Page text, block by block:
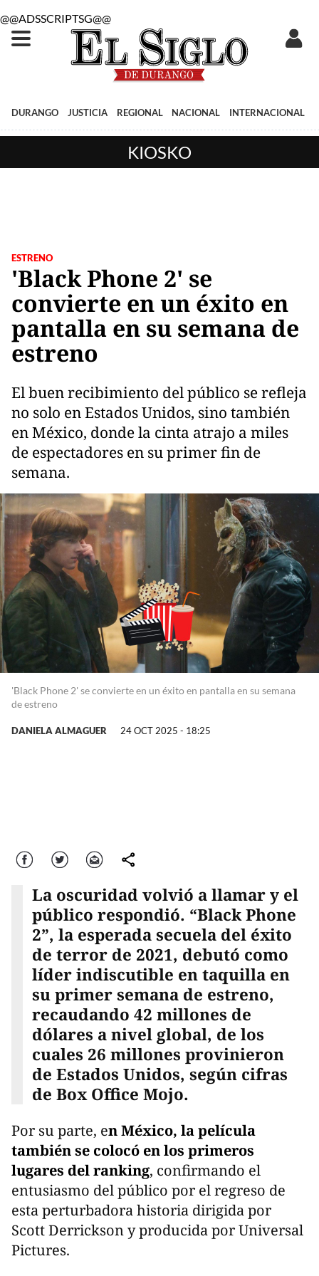
@@ADSSCRIPTSG@@
DURANGO JUSTICIA REGIONAL NACIONAL INTERNACIONAL
KIOSKO
ESTRENO
'Black Phone 2' se
convierte en un éxito en
pantalla en su semana de
estreno
El buen recibimiento del público se refleja
no solo en Estados Unidos, sino también
en México, donde la cinta atrajo a miles
de espectadores en su primer fin de
semana.
'Black Phone 2' se convierte en un éxito en pantalla en su semana
de estreno
DANIELA ALMAGUER 24 OCT 2025 - 18:25
Facebook Twitter Correo comparte
La oscuridad volvió a llamar y el
público respondió. “Black Phone
2”, la esperada secuela del éxito
de terror de 2021, debutó como
líder indiscutible en taquilla en
su primer semana de estreno,
recaudando 42 millones de
dólares a nivel global, de los
cuales 26 millones provinieron
de Estados Unidos, según cifras
de Box Office Mojo.
Por su parte, en México, la película
también se colocó en los primeros
lugares del ranking, confirmando el
entusiasmo del público por el regreso de
esta perturbadora historia dirigida por
Scott Derrickson y producida por Universal
Pictures.